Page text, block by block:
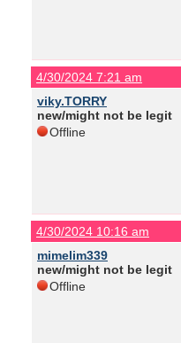
4/30/2024 7:21 am
viky.TORRY
new/might not be legit
Offline
4/30/2024 10:16 am
mimelim339
new/might not be legit
Offline